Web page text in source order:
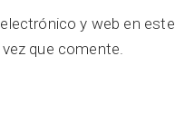
y web en este
que comente.